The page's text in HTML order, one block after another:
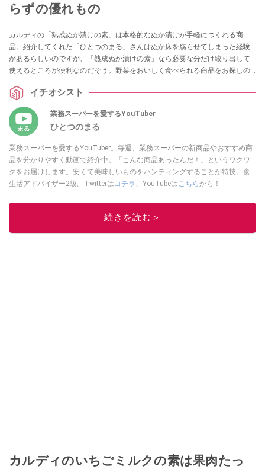
らずの優れもの
カルディの「熟成ぬか漬けの素」は本格的なぬか漬けが手軽につくれる商
品。紹介してくれた「ひとつのまる」さんはぬか床を腐らせてしまった経験
があるらしいのですが、「熟成ぬか漬けの素」なら必要な分だけ絞り出して
使えるところが便利なのだそう。野菜をおいしく食べられる商品をお探しの
イチオシスト
業務スーパーを愛するYouTuber
ひとつのまる
業務スーパーを愛するYouTuber。毎週、業務スーパーの新商品やおすすめ商
品を分かりやすく動画で紹介中。「こんな商品あったんだ！」というワクワ
クをお届けします。安くて美味しいものをハンティングすることが特技。食
生活アドバイザー2級。Twitterは コチラ 、YouTubeは こちらから！
このイチオシストの他の記事を読む
続きを読む＞
カルディのいちごミルクの素は果肉たっ